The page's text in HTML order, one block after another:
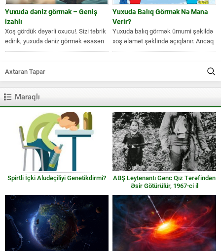
Yuxuda dəniz görmək – Geniş
izahlı
Xoş gördük dəyərli oxucu!. Sizi təbrik
edirik, yuxuda dəniz görmək əsasən
xoş istiqamətdə yozulur. Yuxunuzda...
Yuxuda Balıq Görmək Nə Məna
Verir?
Yuxuda balıq görmək ümumi şəkildə
xoş əlamət şəklində açıqlanır. Ancaq
bununla bərabər bəhs olunan
Maraqlı
Spirtli İçki Aludəçiliyi Genetikdirmi?
ABŞ Leytenantı Gənc Qız Tərəfindən
Əsir Götürülür, 1967-ci il